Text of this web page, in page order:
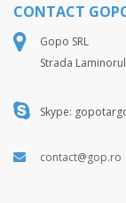
CONTACT
Gopo SRL
Strada
Skype:
contact@gop.ro